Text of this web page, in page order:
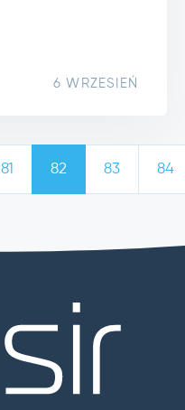
6 WRZESIEŃ
81 82 83 84